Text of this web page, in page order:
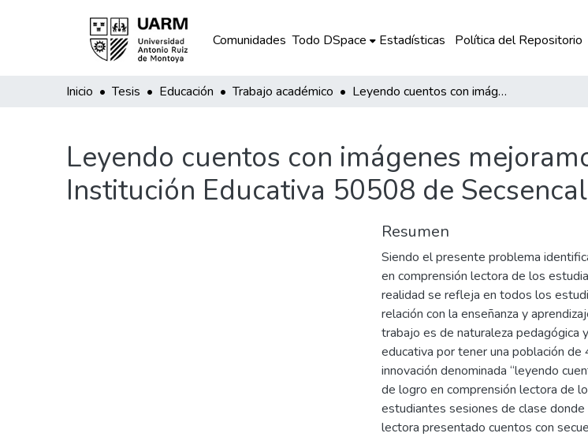
Comunidades Todo DSpace Estadísticas Política del Repositorio
Inicio Tesis Educación Trabajo académico Leyendo cuentos con imágenes mejoramos la comprensión lectora en la Institución Educativa 50508 de Secsencalla
Leyendo cuentos con imágenes
Institución Educativa 50508 de
Resumen
Siendo el presente problema
en comprensión lectora de los
realidad se refleja en todos los
relación con la enseñanza y
trabajo es de naturaleza pedagógica
educativa por tener una población
innovación denominada “leyendo
de logro en comprensión lectora de
estudiantes sesiones de clase
lectora presentado cuentos con